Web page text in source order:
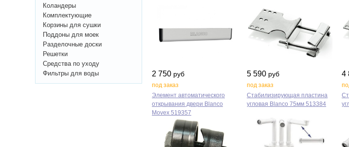
Коландеры
Комплектующие
Корзины для сушки
Поддоны для моек
Разделочные доски
Решетки
Средства по уходу
Фильтры для воды
2 750 руб
под заказ
Элемент автоматического
открывания двери Blanco
Movex 519357
5 590 руб
под заказ
Стабилизирующая пластина
угловая Blanco 75мм 513384
4